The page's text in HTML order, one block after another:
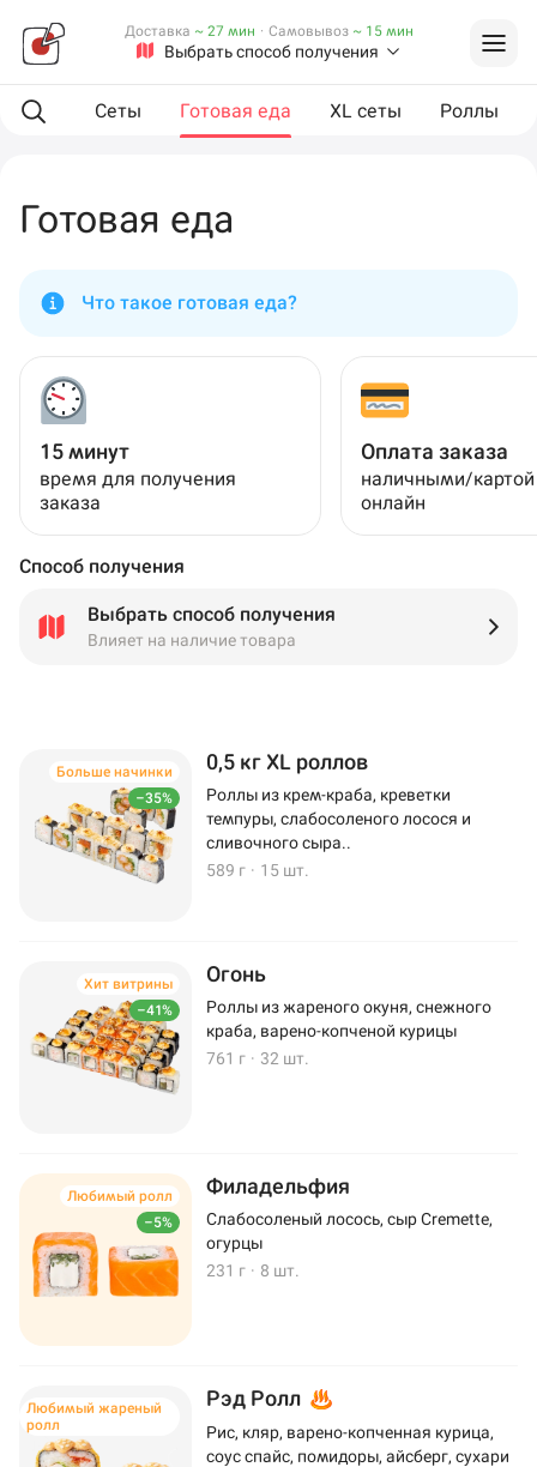
Выбрать способ получения
Доставка ~ 27 мин · Самовывоз ~ 15 мин
Сеты Готовая еда XL сеты Роллы
Готовая еда
Что такое готовая еда?
15 минут
время для получения
заказа
Оплата заказа
наличными/
онлайн
Способ получения
Выбрать способ получения
Влияет на наличие товара
–35%
Больше начинки 0,5 кг XL роллов
Роллы из крем-краба, креветки
темпуры, слабосоленого лосося и
сливочного сыра..
589 г · 15 шт.
–41%
Хит витрины Огонь
Роллы из жареного окуня, снежного
краба, варено-копченой курицы
761 г · 32 шт.
–5%
Любимый ролл Филадельфия
Слабосоленый лосось, сыр Cremette,
огурцы
231 г · 8 шт.
Любимый жареный
ролл
Рэд Ролл
Рис, кляр, варено-копченная курица,
соус спайс, помидоры, айсберг, сухари